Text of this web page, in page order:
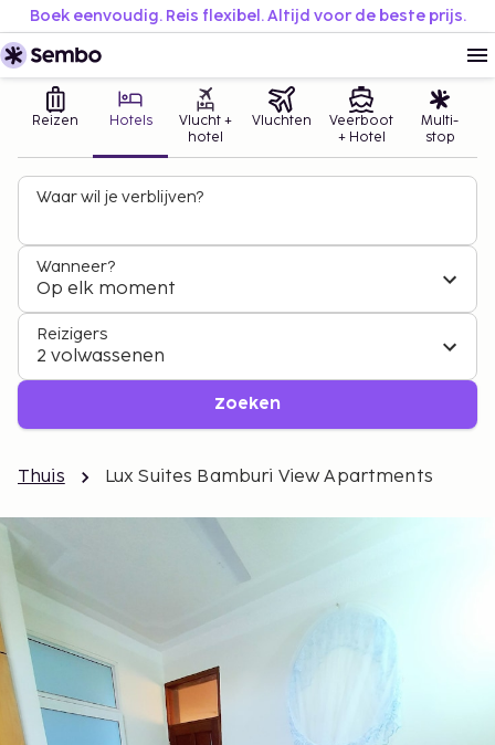
Boek eenvoudig. Reis flexibel. Altijd voor de beste prijs.
Reizen Hotels
Vlucht +
hotel
Vluchten
Veerboot
+ Hotel
Multi-
stop
Waar wil je verblijven?
Wanneer?
Op elk moment
Reizigers
2 volwassenen
Zoeken
Thuis Lux Suites Bamburi View Apartments